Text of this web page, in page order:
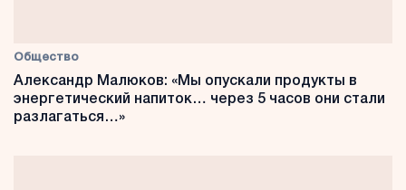
Общество
Александр Малюков: «Мы опускали продукты в
энергетический напиток… через 5 часов они стали
разлагаться…»